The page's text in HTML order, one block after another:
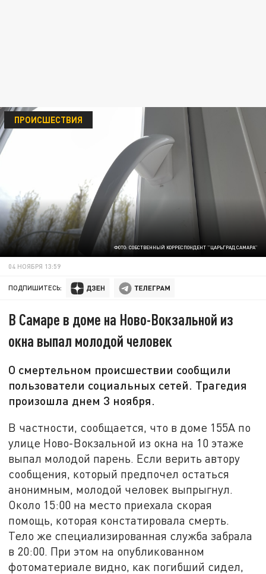
ФОТО: СОБСТВЕННЫЙ КОРРЕСПОНДЕНТ "ЦАРЬГРАД САМАРА"
ПРОИСШЕСТВИЯ
04 НОЯБРЯ 13:59
ПОДПИШИТЕСЬ:
В Самаре в доме на Ново-Вокзальной из
окна выпал молодой человек
О смертельном происшествии сообщили
пользователи социальных сетей. Трагедия
произошла днем 3 ноября.
В частности, сообщается, что в доме 155А по
улице Ново-Вокзальной из окна на 10 этаже
выпал молодой парень. Если верить автору
сообщения, который предпочел остаться
анонимным, молодой человек выпрыгнул.
Около 15:00 на место приехала скорая
помощь, которая констатировала смерть.
Тело же специализированная служба забрала
в 20:00. При этом на опубликованном
фотоматериале видно, как погибший сидел,